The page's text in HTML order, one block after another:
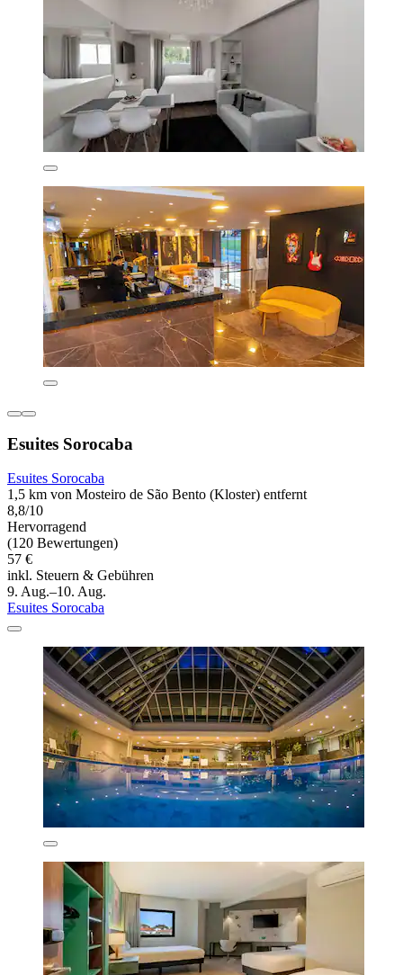
Esuites Sorocaba
Esuites Sorocaba
1,5 km von Mosteiro de São Bento (Kloster) entfernt
8,8/10
Hervorragend
(120 Bewertungen)
57 €
inkl. Steuern & Gebühren
9. Aug.–10. Aug.
Esuites Sorocaba